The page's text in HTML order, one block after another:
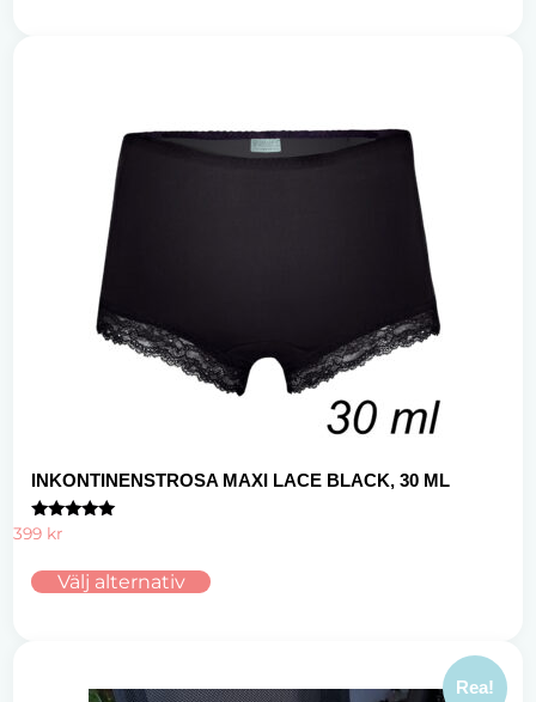
INKONTINENSTROSA MAXI LACE BLACK, 30 ML
Betygsatt
399 kr
Välj alternativ
Rea!